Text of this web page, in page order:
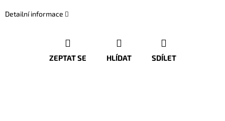
Detailní informace
ZEPTAT SE HLÍDAT SDÍLET